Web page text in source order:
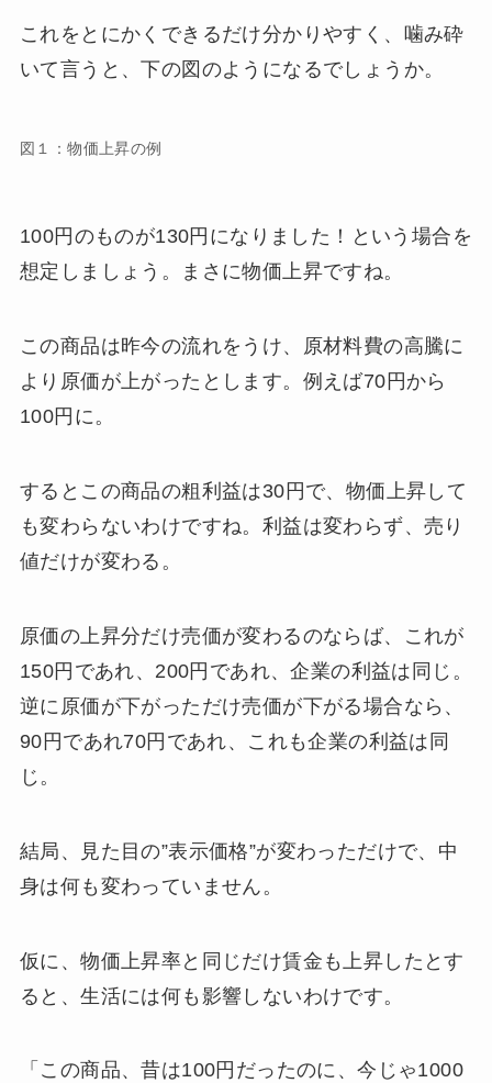
これをとにかくできるだけ分かりやすく、噛み砕
いて言うと、下の図のようになるでしょうか。
図１：物価上昇の例
100円のものが130円になりました！という場合を
想定しましょう。まさに物価上昇ですね。
この商品は昨今の流れをうけ、原材料費の高騰に
より原価が上がったとします。例えば70円から
100円に。
するとこの商品の粗利益は30円で、物価上昇して
も変わらないわけですね。利益は変わらず、売り
値だけが変わる。
原価の上昇分だけ売価が変わるのならば、これが
150円であれ、200円であれ、企業の利益は同じ。
逆に原価が下がっただけ売価が下がる場合なら、
90円であれ70円であれ、これも企業の利益は同
じ。
結局、見た目の”表示価格”が変わっただけで、中
身は何も変わっていません。
仮に、物価上昇率と同じだけ賃金も上昇したとす
ると、生活には何も影響しないわけです。
「この商品、昔は100円だったのに、今じゃ1000